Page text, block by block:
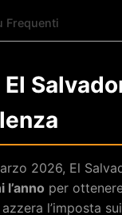
Frequenti
2026, El
l’anno per
l’imposta